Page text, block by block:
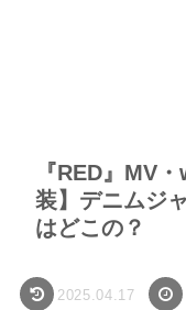
『RED』MV
装】デニムジ
はどこの？
2025.04.17